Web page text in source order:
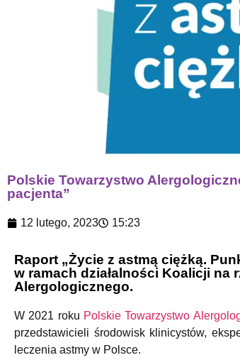
Polskie Towarzystwo
pacjenta”
12 lutego, 2023 15:23
Raport „Życie z astmą ciężką.
w ramach działalności Koalicji na
Alergologicznego.
W 2021 roku Polskie Towarzystwo
przedstawicieli środowisk klinicystów,
leczenia astmy w Polsce.